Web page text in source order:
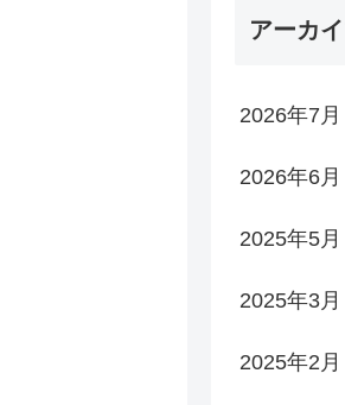
アーカ
2026年7月
2026年6月
2025年5月
2025年3月
2025年2月